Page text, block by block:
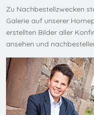
Zu Nachbestellzwecken
Galerie auf unserer
erstellten Bilder aller
ansehen und